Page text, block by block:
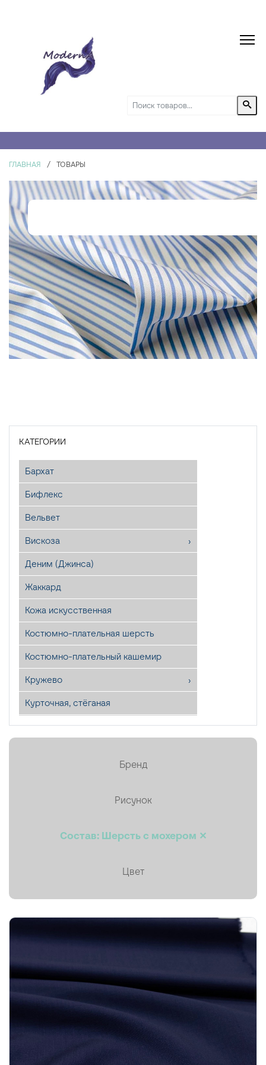
ГЛАВНАЯ / ТОВАРЫ
КАТЕГОРИИ
Бархат
Бифлекс
Вельвет
Вискоза
Деним (Джинса)
Жаккард
Кожа искусственная
Костюмно-плательная шерсть
Костюмно-плательный кашемир
Кружево
Курточная, стёганая
Лён
Платки, палантины, шарфы
Тафта
Ткани на мембране
Тренчевые
Трикотаж
Бренд
Рисунок
Состав: Шерсть с мохером ✕
Цвет